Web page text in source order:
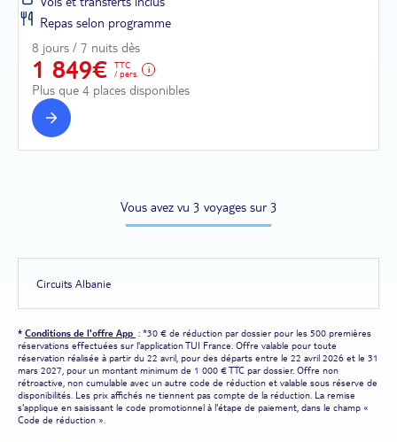
Repas selon programme
8 jours / 7 nuits dès
1 849€
TTC
/ pers.
Plus que 4 places disponibles
Vous avez vu 3 voyages sur 3
Circuits Albanie
* Conditions de l'offre App : *30 € de réduction par dossier pour les 500 premières
réservations effectuées sur l'application TUI France. Offre valable pour toute
réservation réalisée à partir du 22 avril, pour des départs entre le 22 avril 2026 et le 31
mars 2027, pour un montant minimum de 1 000 € TTC par dossier. Offre non
rétroactive, non cumulable avec un autre code de réduction et valable sous réserve de
disponibilités. Les prix affichés ne tiennent pas compte de la réduction. La remise
s'applique en saisissant le code promotionnel à l'étape de paiement, dans le champ «
Code de réduction ».